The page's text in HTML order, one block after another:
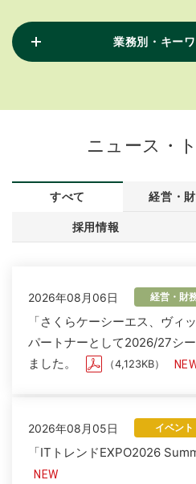
業務別・キー
ニュース・
すべて 経営・
採用情報
2026年08月06日 経営・財
「さくらケーシーエス、ヴィ
パートナーとして2026/27シ
ました。
（4,123KB）
2026年08月05日 イベント
「ITトレンドEXPO2026